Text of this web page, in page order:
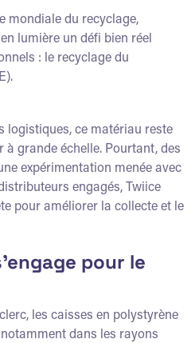
mondiale du recyclage,
lumière un défi bien réel
: le recyclage du
logistiques, ce matériau reste
grande échelle. Pourtant, des
expérimentation menée avec
engagés, Twiice
pour améliorer la collecte et le
pour le
les caisses en polystyrène
dans les rayons